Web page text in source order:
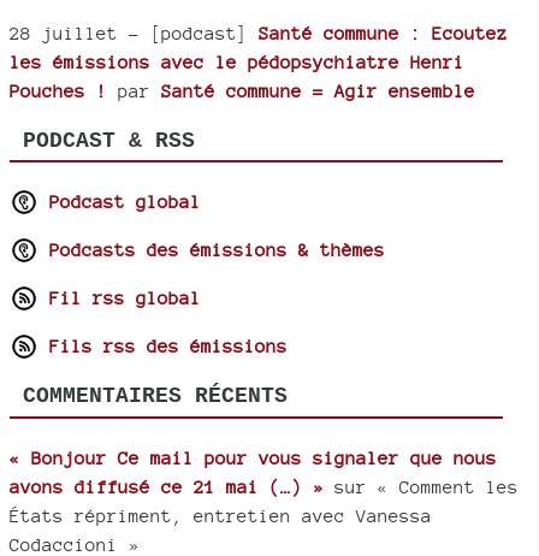
28 juillet - [podcast] Santé commune : Ecoutez
les émissions avec le pédopsychiatre Henri
Pouches !
par Santé commune = Agir ensemble
PODCAST & RSS
Podcast global
Podcasts des émissions & thèmes
Fil rss global
Fils rss des émissions
COMMENTAIRES RÉCENTS
« Bonjour Ce mail pour vous signaler que nous
avons diffusé ce 21 mai (…) » sur « Comment les
États répriment, entretien avec Vanessa
Codaccioni »